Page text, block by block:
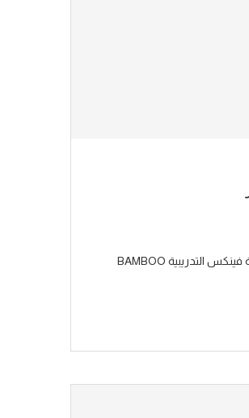
حدث تدريبي مميز أقامه شركاؤنا في الجزائر استكمالاً لبرنامج التدريب السنوي الذي وضعته منظمة فينكس التدريبية BAMBOO